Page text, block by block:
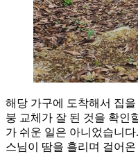
해당 가구에 도착해서 집
붕 교체가 잘 된 것을 확인
가 쉬운 일은 아니었습니
스님이 땀을 흘리며 걸어